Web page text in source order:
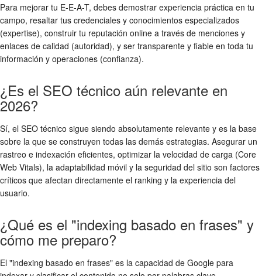
Para mejorar tu E-E-A-T, debes demostrar experiencia práctica en tu
campo, resaltar tus credenciales y conocimientos especializados
(expertise), construir tu reputación online a través de menciones y
enlaces de calidad (autoridad), y ser transparente y fiable en toda tu
información y operaciones (confianza).
¿Es el SEO técnico aún relevante en
2026?
Sí, el SEO técnico sigue siendo absolutamente relevante y es la base
sobre la que se construyen todas las demás estrategias. Asegurar un
rastreo e indexación eficientes, optimizar la velocidad de carga (Core
Web Vitals), la adaptabilidad móvil y la seguridad del sitio son factores
críticos que afectan directamente el ranking y la experiencia del
usuario.
¿Qué es el "indexing basado en frases" y
cómo me preparo?
El "indexing basado en frases" es la capacidad de Google para